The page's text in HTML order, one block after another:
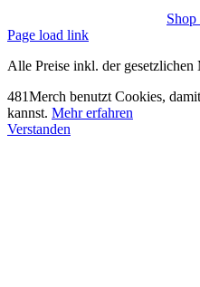
Page load link
Alle Preise inkl. der gesetzlichen
481Merch benutzt Cookies,
kannst. Mehr erfahren
Verstanden